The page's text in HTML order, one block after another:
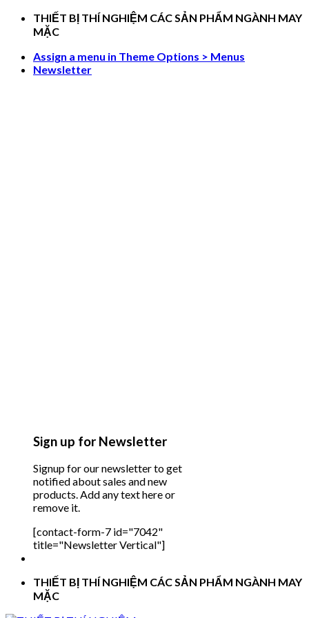
Skip
THIẾT BỊ THÍ NGHIỆM CÁC SẢN PHẨM NGÀNH MAY
MẶC
Assign a menu in Theme Options > Menus
Newsletter
Sign up for Newsletter
Signup for our newsletter to get
notified about sales and new
products. Add any text here or
remove it.
[contact-form-7 id="7042"
title="Newsletter Vertical"]
THIẾT BỊ THÍ NGHIỆM CÁC SẢN PHẨM NGÀNH MAY
MẶC